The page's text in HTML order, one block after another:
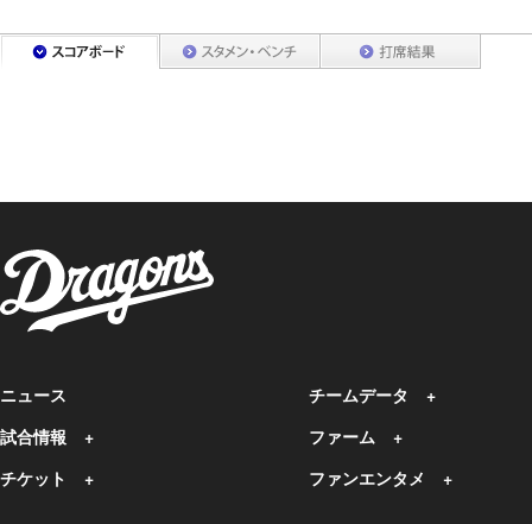
ニュース
試合情報
チケット
チームデータ
ファーム
ファンエンタメ